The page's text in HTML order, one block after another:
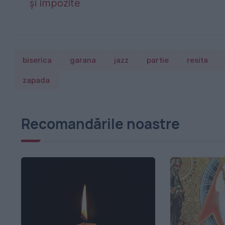
și impozite
biserica garana jazz partie resita
zapada
Recomandările noastre